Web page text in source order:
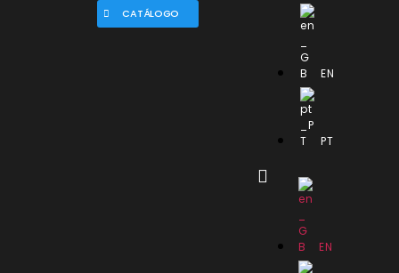
CATÁLOGO
EN
PT
EN